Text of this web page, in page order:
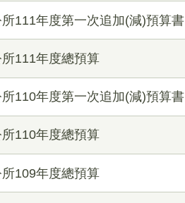
111年度第一次追加(減)預算書
111年度總預算
110年度第一次追加(減)預算書
110年度總預算
109年度總預算